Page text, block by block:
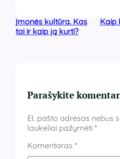
Įmonės kultūra. Kas
tai ir kaip ją kurti?
Kaip
Parašykite
El. pašto adresas nebus
laukeliai pažymėti *
Komentaras *